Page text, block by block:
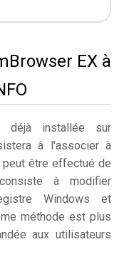
EX à
déjà installée sur
à l'associer à
peut être effectué de
à modifier
Windows et
méthode est plus
aux utilisateurs